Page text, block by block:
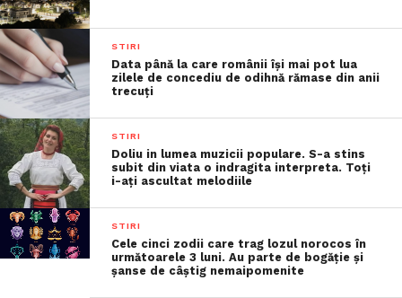
STIRI
Data până la care românii îşi mai pot lua
zilele de concediu de odihnă rămase din anii
trecuţi
STIRI
Doliu in lumea muzicii populare. S-a stins
subit din viata o indragita interpreta. Toți
i-ați ascultat melodiile
STIRI
Cele cinci zodii care trag lozul norocos în
următoarele 3 luni. Au parte de bogăție și
șanse de câștig nemaipomenite